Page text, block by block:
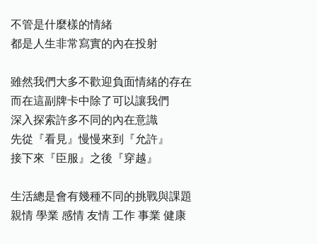
不管是什麼樣的情緒
都是人生非常寫實的內在投射
雖然我們大多不歡迎負面情緒的存在
而在這副牌卡中除了可以讓我們
深入探索許多不同的內在意識
先從『看見』慢慢來到『允許』
接下來『臣服』之後『穿越』
生活總是會有幾種不同的挑戰與課題
親情 學業 感情 友情 工作 事業 健康